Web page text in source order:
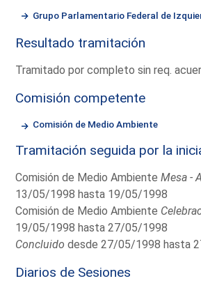
Grupo Parlamentario Federal de
Resultado tramitación
Tramitado por completo sin req.
Comisión competente
Comisión de Medio Ambiente
Tramitación seguida por la
Comisión de Medio AmbienteMesa -
13/05/1998 hasta 19/05/1998
Comisión de Medio Ambiente
19/05/1998 hasta 27/05/1998
Concluido desde 27/05/1998 hasta
Diarios de Sesiones